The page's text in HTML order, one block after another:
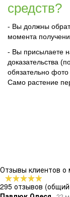
средств?
- Вы должны
момента
- Вы присылаете
доказательства
обязательно фото
Само растение
Отзывы клиентов о
295 отзывов